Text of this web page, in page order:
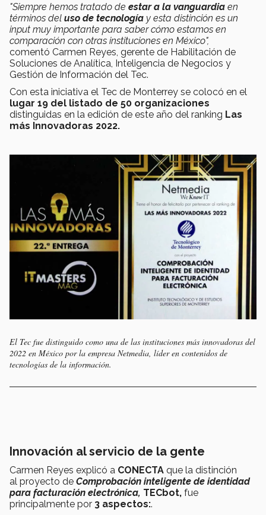
"Siempre hemos tratado de estar a la vanguardia en
términos del uso de tecnología y esta distinción es un
input muy importante para saber cómo estamos en
comparación con otras instituciones en México",
comentó Carmen Reyes, gerente de Habilitación de
Soluciones de Analítica, Inteligencia de Negocios y
Gestión de Información del Tec.
Con esta iniciativa el Tec de Monterrey se colocó en el
lugar 19 del listado de 50 organizaciones
distinguidas en la edición de este año del ranking Las
más Innovadoras 2022.
El Tec fue distinguido como una de las instituciones más innovadoras del
2022 en México por la empresa Netmedia, líder en contenidos de
tecnologías de la información.
Innovación al servicio de la gente
Carmen Reyes explicó a CONECTA que la distinción
al proyecto de Comprobación inteligente de identidad
para facturación electrónica, TECbot, fue
principalmente por 3 aspectos:.